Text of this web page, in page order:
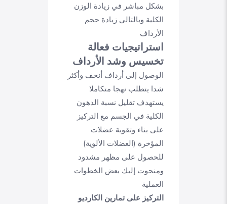
بشكل مباشر في زيادة الوزن
الكلية وبالتالي زيادة حجم
الأرداف
استراتيجيات فعالة
تخسيس وشد الأرداف
الوصول إلى أرداف أنحف وأكثر
شدا يتطلب نهجا متكاملا
يستهدف تقليل نسبة الدهون
الكلية في الجسم مع التركيز
على بناء وتقوية عضلات
المؤخرة (العضلات الألوية)
للحصول على مظهر مشدود
ومنحوت إليك بعض الخطوات
العملية
التركيز على تمارين الكارديو